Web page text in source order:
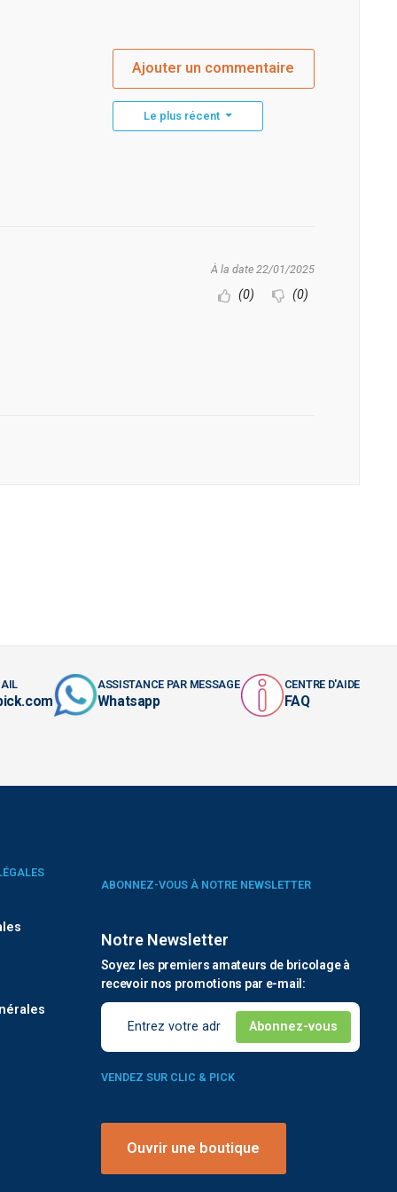
Ajouter un commentaire
Le plus récent
À la date 22/01/2025
(0) (0)
ASSISTANCE PAR MESSAGE
Whatsapp
CENTRE D'AIDE
FAQ
ABONNEZ-VOUS À NOTRE NEWSLETTER
Notre Newsletter
Soyez les premiers amateurs de bricolage à
recevoir nos promotions par e-mail:
VENDEZ SUR CLIC & PICK
Ouvrir une boutique